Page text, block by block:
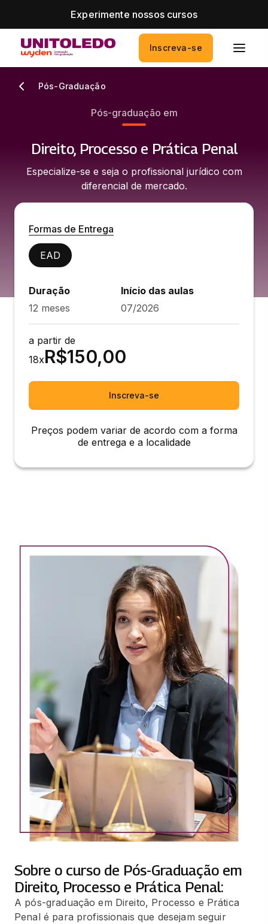
Experimente nossos cursos
Inscreva-se
Pós-Graduação
Pós-graduação em
Direito, Processo e Prática Penal
Especialize-se e seja o profissional jurídico com
diferencial de mercado.
Formas de Entrega
EAD
Duração
12 meses
Início das aulas
07/2026
a partir de
18xR$150,00
Inscreva-se
Preços podem variar de acordo com a forma
de entrega e a localidade
Sobre o curso de Pós-Graduação em
Direito, Processo e Prática Penal:
A pós-graduação em Direito, Processo e Prática
Penal é para profissionais que desejam seguir